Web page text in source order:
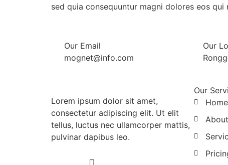
sed quia consequuntur magni dolores eos
Our Email
mognet@info.com
Our
Lorem ipsum dolor sit amet,
consectetur adipiscing elit. Ut elit
tellus, luctus nec ullamcorper mattis,
pulvinar dapibus leo.
Our
Home
About